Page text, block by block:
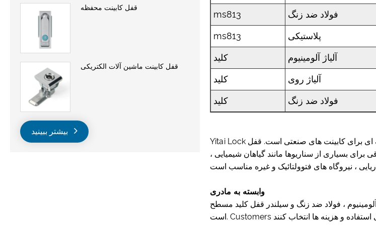
قفل کابینت محفظه
قفل کابینت ماشین آلات الکتریکی
ms813 فولاد ضد زنگ
ms813 پلاستیکی
کلید آلیاژ آلومینیوم
کلید آلیاژ روی
کلید فولاد ضد زنگ
Yitai Lock یک تولید کننده قفل حرفه ای برای کابینت های صنعتی است. قفل Yitai به طور عمده از فولاد ضد زنگ و آلیاژ روی در تولید قفل
بسیاری از سناریوها مانند گیاهان شیمیایی ،
وابسته به مادری
، فولاد ضد زنگ و سیلندر قفل کلید مسطح